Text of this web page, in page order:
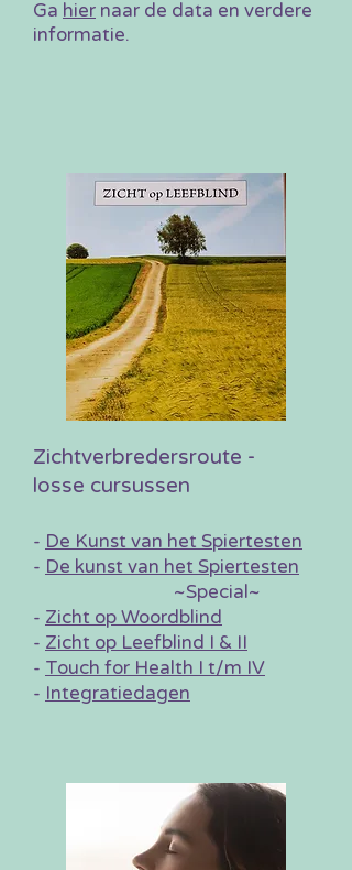
Ga hier naar de data en verdere
informatie.
Zichtverbredersroute -
losse cursussen
- De Kunst van het Spiertesten
- De kunst van het Spiertesten
~Special~
- Zicht op Woordblind
- Zicht op Leefblind I & II
- Touch for Health I t/m IV
- Integratiedagen